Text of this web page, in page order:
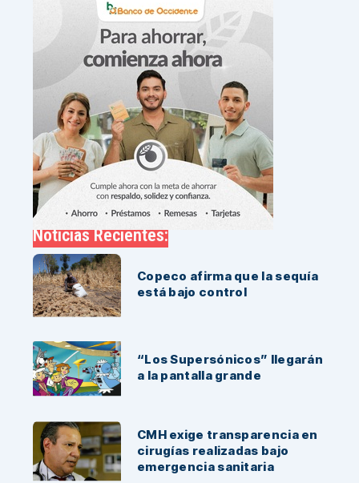
Noticias Recientes:
Copeco afirma que la sequía
está bajo control
“Los Supersónicos” llegarán
a la pantalla grande
CMH exige transparencia en
cirugías realizadas bajo
emergencia sanitaria